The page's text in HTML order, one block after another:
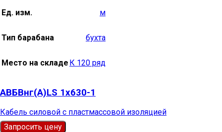
Ед. изм. м
Тип барабана бухта
Место на складе К 120 ряд
АВБВнг(А)LS 1х630-1
Кабель силовой с пластмассовой изоляцией
Запросить цену